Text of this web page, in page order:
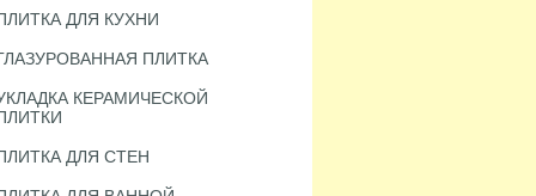
ДЛЯ КУХНИ
ПЛИТКА
КЕРАМИЧЕСКОЙ
ДЛЯ СТЕН